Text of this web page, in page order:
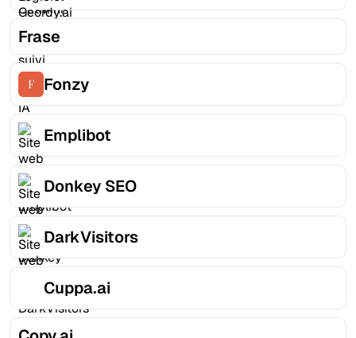
Frase
Fonzy
Emplibot
Donkey SEO
DarkVisitors
Cuppa.ai